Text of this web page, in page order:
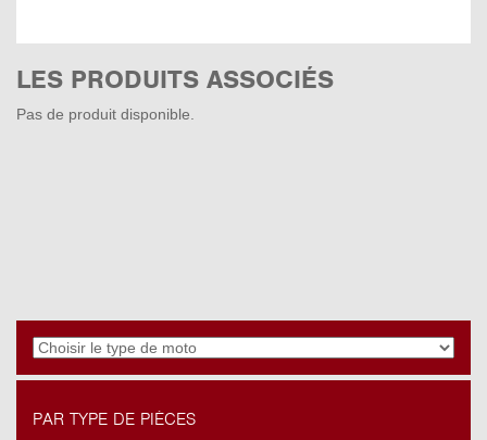
LES PRODUITS ASSOCIÉS
Pas de produit disponible.
PAR TYPE DE PIÈCES